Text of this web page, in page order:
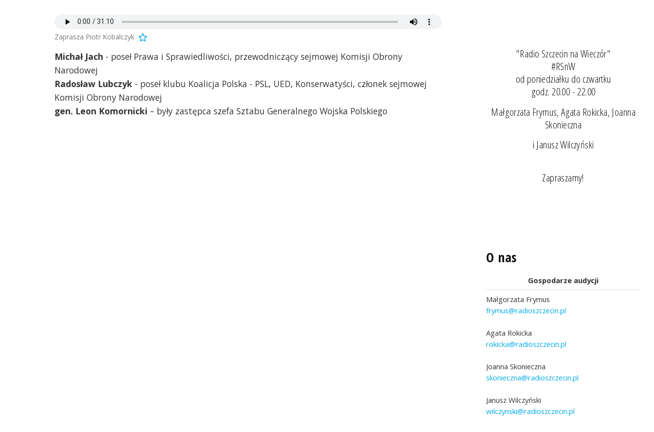
Zaprasza Piotr Kobalczyk
Michał Jach - poseł Prawa i Sprawiedliwości, przewodniczący sejmowej Komisji Obrony
Narodowej
Radosław Lubczyk - poseł klubu Koalicja Polska - PSL, UED, Konserwatyści, członek sejmowej
Komisji Obrony Narodowej
gen. Leon Komornicki – były zastępca szefa Sztabu Generalnego Wojska Polskiego
"Radio Szczecin na Wieczór"
#RSnW
od poniedziałku do czwartku
godz. 20.00 - 22.00
Małgorzata Frymus, Agata Rokicka, Joanna
Skonieczna
i Janusz Wilczyński
Zapraszamy!
O nas
Gospodarze audycji
Małgorzata Frymus
frymus@radioszczecin.pl
Agata Rokicka
rokicka@radioszczecin.pl
Joanna Skonieczna
skonieczna@radioszczecin.pl
Janusz Wilczyński
wilczynski@radioszczecin.pl